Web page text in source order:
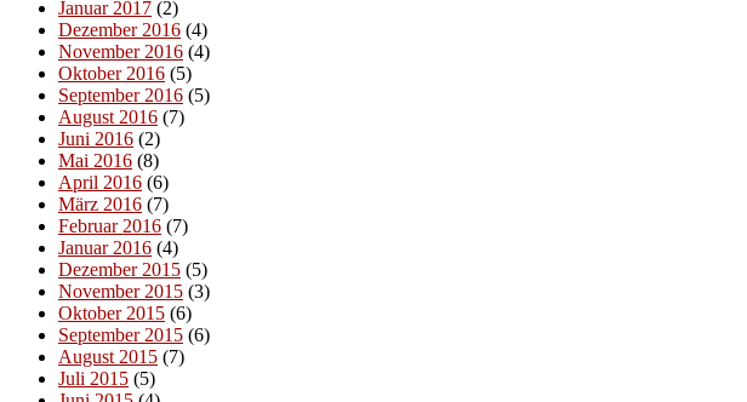
Januar 2017 (2)
Dezember 2016 (4)
November 2016 (4)
Oktober 2016 (5)
September 2016 (5)
August 2016 (7)
Juni 2016 (2)
Mai 2016 (8)
April 2016 (6)
März 2016 (7)
Februar 2016 (7)
Januar 2016 (4)
Dezember 2015 (5)
November 2015 (3)
Oktober 2015 (6)
September 2015 (6)
August 2015 (7)
Juli 2015 (5)